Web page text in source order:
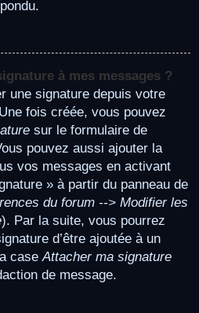
à mes messages ?
une signature depuis votre
fois créée, vous pouvez
sur le formulaire de
pouvez aussi ajouter la
vos messages en activant
» à partir du panneau de
du forum --> Modifier les
). Par la suite, vous pourrez
d’être ajoutée à un
caseAttacher ma signature
de message.